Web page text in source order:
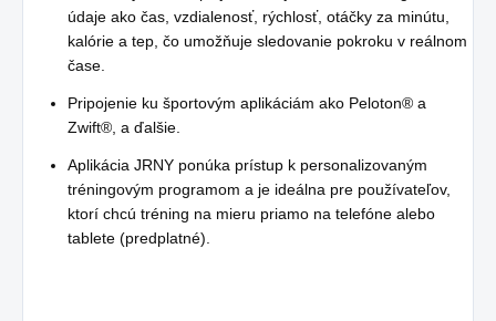
údaje ako čas, vzdialenosť, rýchlosť, otáčky za minútu,
kalórie a tep, čo umožňuje sledovanie pokroku v reálnom
čase.
Pripojenie ku športovým aplikáciám ako Peloton® a
Zwift®, a ďalšie.
Aplikácia JRNY ponúka prístup k personalizovaným
tréningovým programom a je ideálna pre používateľov,
ktorí chcú tréning na mieru priamo na telefóne alebo
tablete (predplatné).